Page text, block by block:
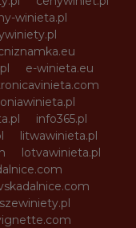
winieta.pl
e-winieta.eu
info365.pl
litwawinieta.pl
lotvawinieta.pl